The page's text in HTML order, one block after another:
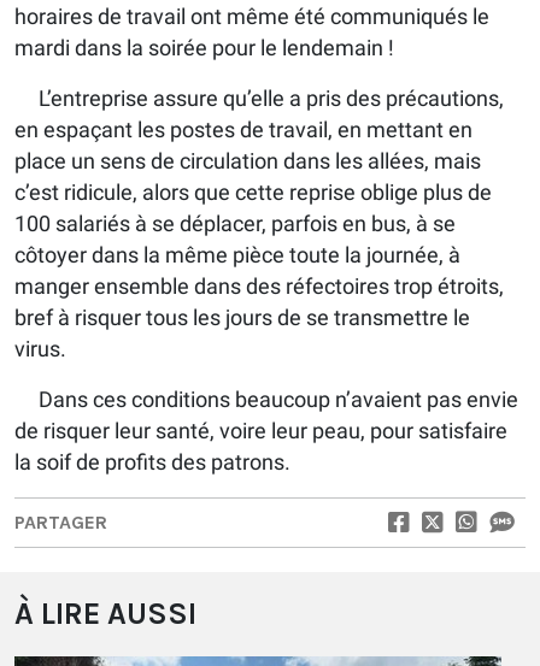
horaires de travail ont même été communiqués le
mardi dans la soirée pour le lendemain !
L’entreprise assure qu’elle a pris des précautions,
en espaçant les postes de travail, en mettant en
place un sens de circulation dans les allées, mais
c’est ridicule, alors que cette reprise oblige plus de
100 salariés à se déplacer, parfois en bus, à se
côtoyer dans la même pièce toute la journée, à
manger ensemble dans des réfectoires trop étroits,
bref à risquer tous les jours de se transmettre le
virus.
Dans ces conditions beaucoup n’avaient pas envie
de risquer leur santé, voire leur peau, pour satisfaire
la soif de profits des patrons.
PARTAGER
À LIRE AUSSI